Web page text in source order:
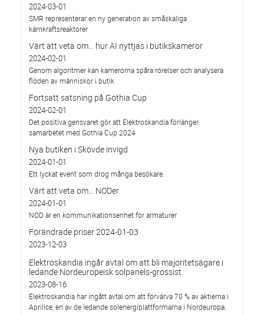
2024-03-01
SMR representerar en ny generation av småskaliga
kärnkraftsreaktorer
Värt att veta om… hur AI nyttjas i butikskameror
2024-02-01
Genom algoritmer kan kamerorna spåra rörelser och analysera
flöden av människor i butik
Fortsatt satsning på Gothia Cup
2024-02-01
Det positiva gensvaret gör att Elektroskandia förlänger
samarbetet med Gothia Cup 2024
Nya butiken i Skövde invigd
2024-01-01
Ett lyckat event som drog många besökare.
Värt att veta om... NODer
2024-01-01
NOD är en kommunikationsenhet för armaturer
Förändrade priser 2024-01-03
2023-12-03
Elektroskandia ingår avtal om att bli majoritetsägare i
ledande Nordeuropeisk solpanels-grossist
2023-08-16
Elektroskandia har ingått avtal om att förvärva 70 % av aktierna i
Aprilice, en av de ledande solenergiplattformarna i Nordeuropa.